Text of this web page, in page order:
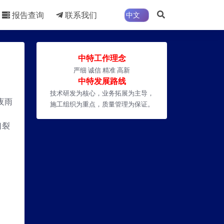
报告查询 联系我们
雨
裂
中特工作理念
严细 诚信 精准 高新
中特发展路线
技术研发为核心，业务拓展为主导，
施工组织为重点，质量管理为保证。